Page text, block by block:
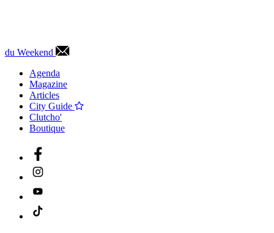
du Weekend
Agenda
Magazine
Articles
City Guide
Clutcho'
Boutique